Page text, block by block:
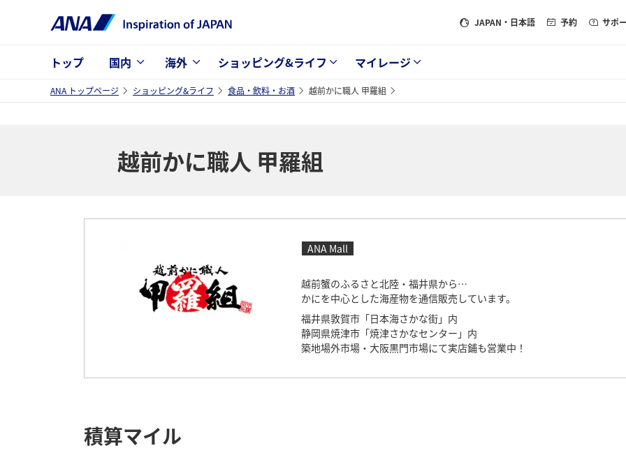
JAPAN ・日本語 予約 サポ
トップ 国内 海外 ショッピング&ライフ マイレージ
ANA トップページ ショッピング&ライフ 食品・飲料・お酒 越前かに職人 甲羅組
越前かに職人 甲羅組
ANA Mall
越前蟹のふるさと北陸・福井県から…
かにを中心とした海産物を通信販売しています。
福井県敦賀市「日本海さかな街」内
静岡県焼津市「焼津さかなセンター」内
築地場外市場・大阪黒門市場にて実店鋪も営業中！
積算マイル